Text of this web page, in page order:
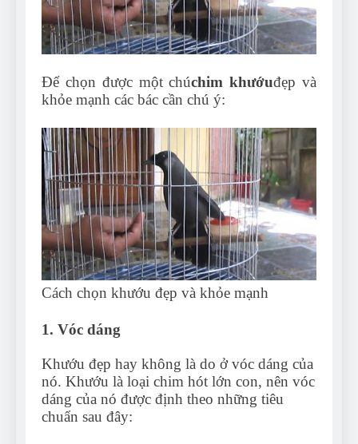
Can Bulldogs Play Fetch?
And How to Train Them!
7 Năm Ago
Groom My Bulldog
7 Năm Ago
Để chọn được một chúchim khướuđẹp và
khỏe mạnh các bác cần chú ý:
Cách chọn khướu đẹp và khỏe mạnh
1. Vóc dáng
Khướu đẹp hay không là do ở vóc dáng của
nó. Khướu là loại chim hót lớn con, nên vóc
dáng của nó được định theo những tiêu
chuẩn sau đây: